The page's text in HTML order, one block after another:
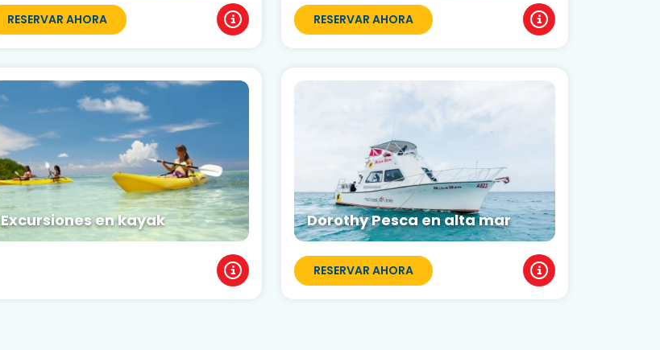
RESERVAR AHORA RESERVAR AHORA
Excursiones en kayak Dorothy Pesca en alta mar
RESERVAR AHORA